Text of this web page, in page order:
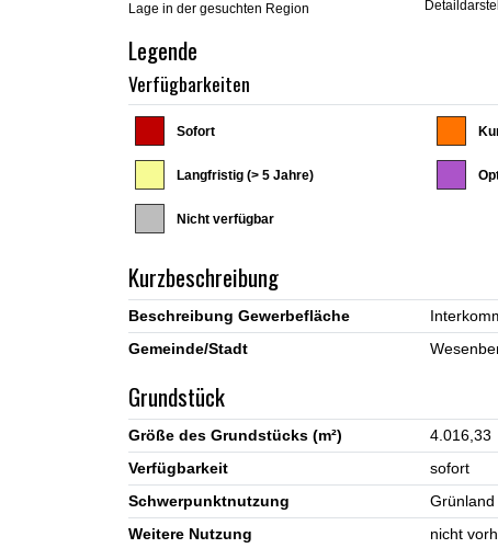
Lage in der gesuchten Region
Legende
Verfügbarkeiten
Sofort
Langfristig (> 5 Jahre)
Nicht verfügbar
Kurzbeschreibung
Beschreibung Gewerbefläche
Gemeinde/Stadt
Grundstück
Größe des Grundstücks (m²)
4.016,33
Verfügbarkeit
sofort
Schwerpunktnutzung
Grünland
Weitere Nutzung
nicht